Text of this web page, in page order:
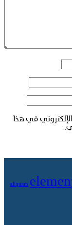
في هذا
aliquam